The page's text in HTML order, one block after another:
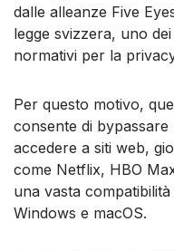
dalle alleanze Five
legge svizzera, uno
normativi per la
Per questo motivo,
consente di
accedere a siti web,
come Netflix, HBO
una vasta
Windows e macOS.